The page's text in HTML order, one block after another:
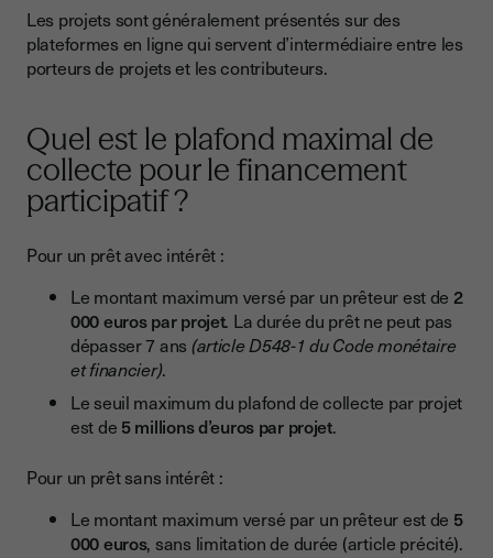
Les projets sont généralement présentés sur des
plateformes en ligne qui servent d’intermédiaire entre les
porteurs de projets et les contributeurs.
Quel est le plafond maximal de
collecte pour le financement
participatif ?
Pour un prêt avec intérêt :
Le montant maximum versé par un prêteur est de 2
000 euros par projet. La durée du prêt ne peut pas
dépasser 7 ans (article D548-1 du Code monétaire
et financier).
Le seuil maximum du plafond de collecte par projet
est de 5 millions d’euros par projet.
Pour un prêt sans intérêt :
Le montant maximum versé par un prêteur est de 5
000 euros, sans limitation de durée (article précité).